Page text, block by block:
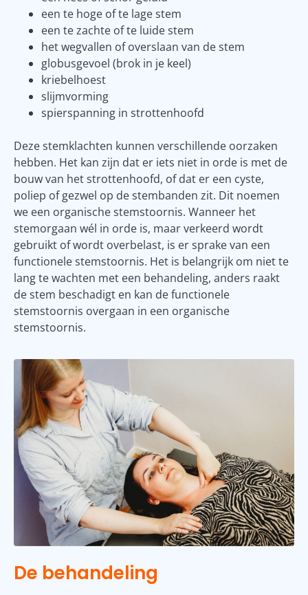
een te hoge of te lage stem
een te zachte of te luide stem
het wegvallen of overslaan van de stem
globusgevoel (brok in je keel)
kriebelhoest
slijmvorming
spierspanning in strottenhoofd
Deze stemklachten kunnen verschillende oorzaken
hebben. Het kan zijn dat er iets niet in orde is met de
bouw van het strottenhoofd, of dat er een cyste,
poliep of gezwel op de stembanden zit. Dit noemen
we een organische stemstoornis. Wanneer het
stemorgaan wél in orde is, maar verkeerd wordt
gebruikt of wordt overbelast, is er sprake van een
functionele stemstoornis. Het is belangrijk om niet te
lang te wachten met een behandeling, anders raakt
de stem beschadigt en kan de functionele
stemstoornis overgaan in een organische
stemstoornis.
De behandeling